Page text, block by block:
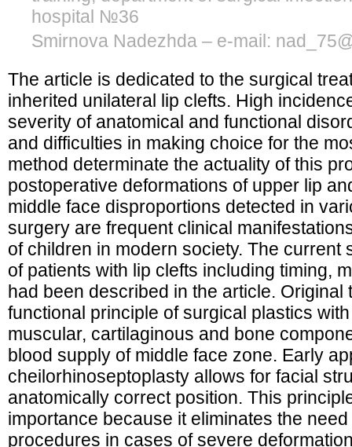
hospital №36
Smirnova Nadezhda – e-mail:
The article is dedicated to the surgical
inherited unilateral lip clefts. High
severity of anatomical and functional
and difficulties in making choice for the
method determinate the actuality of this
postoperative deformations of upper lip
middle face disproportions detected in
surgery are frequent clinical
of children in modern society. The current
of patients with lip clefts including timing,
had been described in the article.
functional principle of surgical plastics
muscular, cartilaginous and bone
blood supply of middle face zone. Early
cheilorhinoseptoplasty allows for facial
anatomically correct position. This
importance because it eliminates the
procedures in cases of severe